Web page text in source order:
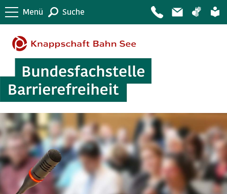
Menü Suche